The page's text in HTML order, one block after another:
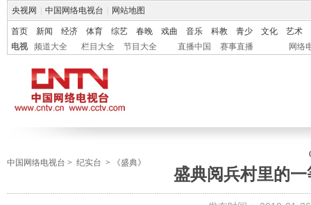
央视网 中国网络电视台 网站地图
首页 新闻 经济 体育 综艺 春晚 戏曲 音乐 科教 青少 文化
艺术
电视
频道大全 栏目大全 节目大全 直播中国 赛事直播 网络
中国网络电视台 > 纪实台 > 《盛典》
盛典阅兵村里的